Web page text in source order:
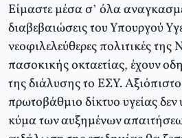
Είμαστε μέσα σ’ όλα
διαβεβαιώσεις του Υπουργού
νεοφιλελεύθερες πολιτικές της
πασοκικής οκταετίας, έχουν
της διάλυσης το ΕΣΥ.
πρωτοβάθμιο δίκτυο υγείας δεν
κύμα των αυξημένων